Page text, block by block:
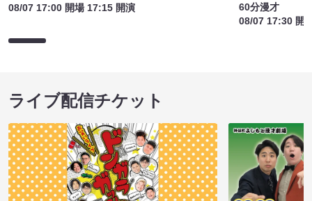
08/07 17:00 開場 17:15 開演
60分漫才
08/07 17:30 開
ライブ配信チケット